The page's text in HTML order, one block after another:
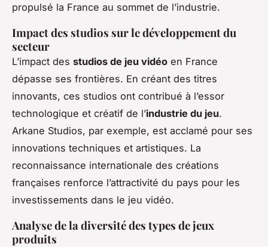
propulsé la France au sommet de l’industrie.
Impact des studios sur le développement du
secteur
L’impact des studios de jeu vidéo en France
dépasse ses frontières. En créant des titres
innovants, ces studios ont contribué à l’essor
technologique et créatif de l’industrie du jeu.
Arkane Studios, par exemple, est acclamé pour ses
innovations techniques et artistiques. La
reconnaissance internationale des créations
françaises renforce l’attractivité du pays pour les
investissements dans le jeu vidéo.
Analyse de la diversité des types de jeux
produits